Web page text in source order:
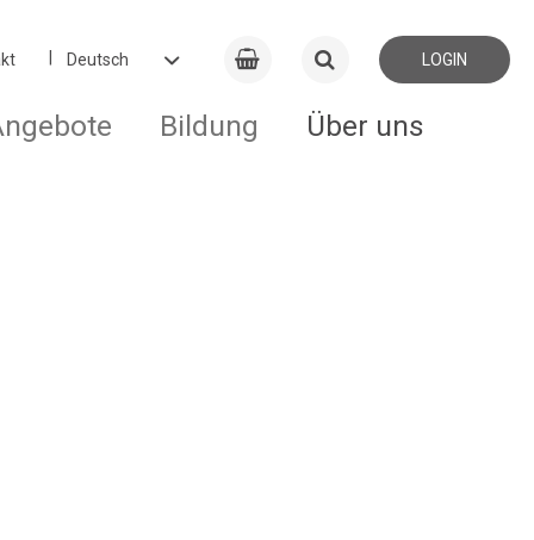
LOGIN
Bildung Über uns